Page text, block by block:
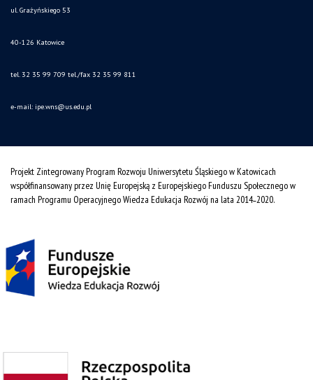
ul. Grażyńskiego 53
40-126 Katowice
tel. 32 35 99 709 tel./fax 32 35 99 811
e-mail: ipe.wns@us.edu.pl
Projekt Zintegrowany Program Rozwoju Uniwersytetu Śląskiego w Katowicach
współfinansowany przez Unię Europejską z Europejskiego Funduszu Społecznego w
ramach Programu Operacyjnego Wiedza Edukacja Rozwój na lata 2014˗2020.